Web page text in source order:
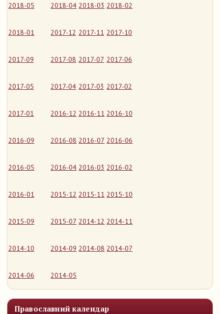
2018-05 2018-04 2018-03 2018-02
2018-01 2017-12 2017-11 2017-10
2017-09 2017-08 2017-07 2017-06
2017-05 2017-04 2017-03 2017-02
2017-01 2016-12 2016-11 2016-10
2016-09 2016-08 2016-07 2016-06
2016-05 2016-04 2016-03 2016-02
2016-01 2015-12 2015-11 2015-10
2015-09 2015-07 2014-12 2014-11
2014-10 2014-09 2014-08 2014-07
2014-06 2014-05
Православний календар